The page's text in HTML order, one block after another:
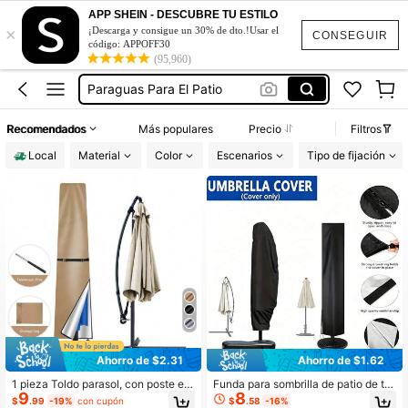
CONSEGUIR
×
APP SHEIN - DESCUBRE TU ESTILO
¡Descarga y consigue un 30% de dto.!Usar el
código: APPOFF30
(95,960)
Toldo Para Playa
Forros De Sombrillas
Paraguas Para El Patio
Sombrilla Para Patio
Forros De Sombrillas
Recomendados Más populares Precio
Filtros
Local
Material Color Escenarios Tipo de fijación
Ahorro de $2.31
1 pieza Toldo parasol, con poste ext
ensible, impermeable, a prueba de p
$9.99 -19% con cupón
Ahorro de $1.62
Funda para sombrilla de patio de tel
a Oxford 210D negra, cierre ajustabl
$8.58 -16%